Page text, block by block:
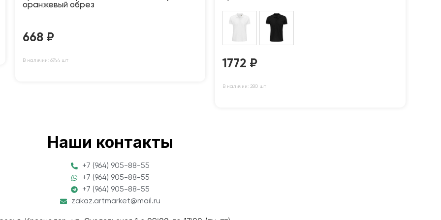
оранжевый обрез
668 ₽
В наличии: 6744 шт 1772 ₽
В наличии: 280 шт
Наши контакты
+7 (964) 905-88-55
+7 (964) 905-88-55
+7 (964) 905-88-55
zakaz.artmarket@mail.ru